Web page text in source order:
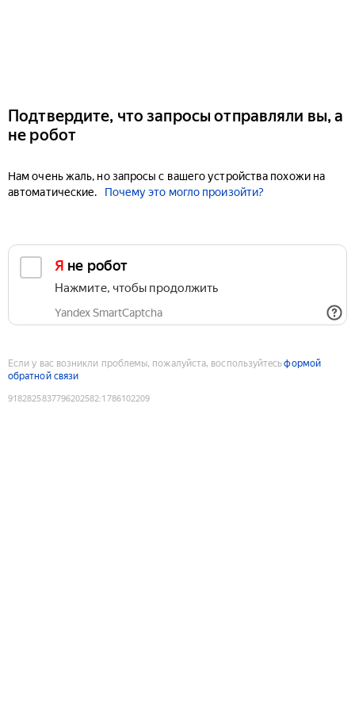
Подтвердите, что запросы отправляли вы, а
не робот
Нам очень жаль, но запросы с вашего устройства похожи на
автоматические.
Почему это могло произойти?
Я не робот
Нажмите, чтобы продолжить
Yandex SmartCaptcha
Если у вас возникли проблемы, пожалуйста, воспользуйтесьформой
обратной связи
9182825837796202582:1786102209